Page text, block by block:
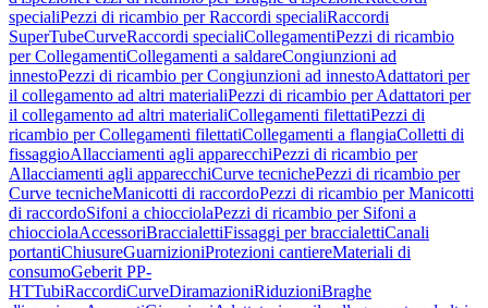
specialiPezzi di ricambio per Raccordi specialiRaccordi
SuperTubeCurveRaccordi specialiCollegamentiPezzi di ricambio
per CollegamentiCollegamenti a saldareCongiunzioni ad
innestoPezzi di ricambio per Congiunzioni ad innestoAdattatori per
il collegamento ad altri materialiPezzi di ricambio per Adattatori per
il collegamento ad altri materialiCollegamenti filettatiPezzi di
ricambio per Collegamenti filettatiCollegamenti a flangiaColletti di
fissaggioAllacciamenti agli apparecchiPezzi di ricambio per
Allacciamenti agli apparecchiCurve tecnichePezzi di ricambio per
Curve tecnicheManicotti di raccordoPezzi di ricambio per Manicotti
di raccordoSifoni a chiocciolaPezzi di ricambio per Sifoni a
chiocciolaAccessoriBraccialettiFissaggi per braccialettiCanali
portantiChiusureGuarnizioniProtezioni cantiereMateriali di
consumoGeberit PP-
HTTubiRaccordiCurveDiramazioniRiduzioniBraghe